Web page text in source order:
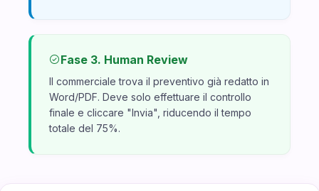
Fase 3. Human Review
Il commerciale trova il preventivo già redatto in
Word/PDF. Deve solo effettuare il controllo
finale e cliccare "Invia", riducendo il tempo
totale del 75%.